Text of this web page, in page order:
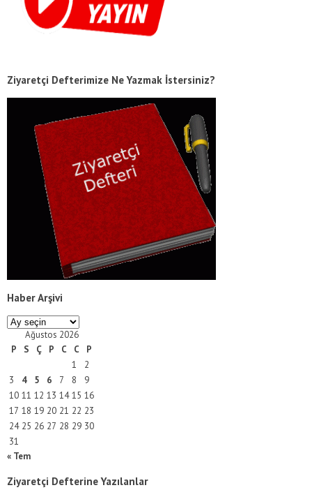
Ziyaretçi Defterimize Ne Yazmak İstersiniz?
Haber Arşivi
Haber
ArşiviAğustos 2026
P
S Ç P C C
P
1
2
3
4 5 6 7 8
9
10 11 12 13 14 15 16
17 18 19 20 21 22 23
24 25 26 27 28 29 30
31
« Tem
Ziyaretçi Defterine Yazılanlar